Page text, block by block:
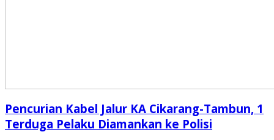
Pencurian Kabel Jalur KA Cikarang-Tambun, 1
Terduga Pelaku Diamankan ke Polisi